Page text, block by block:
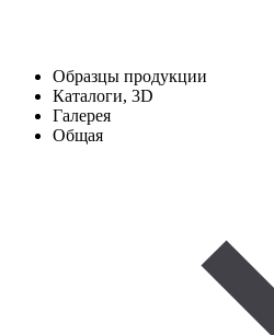
Образцы продукции
Каталоги, 3D
Галерея
Общая